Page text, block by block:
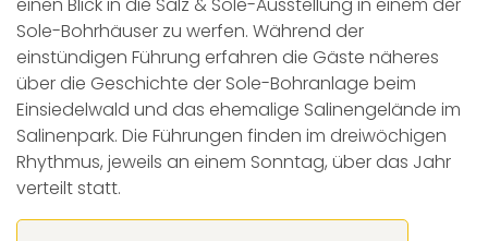
Sole-Bohrhäuser zu werfen. Während der
einstündigen Führung erfahren die Gäste näheres
über die Geschichte der Sole-Bohranlage beim
Einsiedelwald und das ehemalige Salinengelände im
Salinenpark. Die Führungen finden im dreiwöchigen
Rhythmus, jeweils an einem Sonntag, über das Jahr
verteilt statt.